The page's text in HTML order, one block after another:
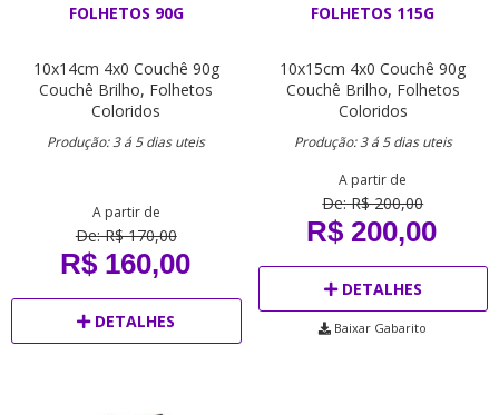
FOLHETOS 90G
10x14cm 4x0 Couchê 90g
Couchê Brilho, Folhetos
Coloridos
Produção: 3 á 5 dias uteis
A partir de
De: R$ 170,00
R$ 160,00
DETALHES
FOLHETOS 115G
10x15cm 4x0 Couchê 90g
Couchê Brilho, Folhetos
Coloridos
Produção: 3 á 5 dias uteis
A partir de
De: R$ 200,00
R$ 200,00
DETALHES
Baixar Gabarito